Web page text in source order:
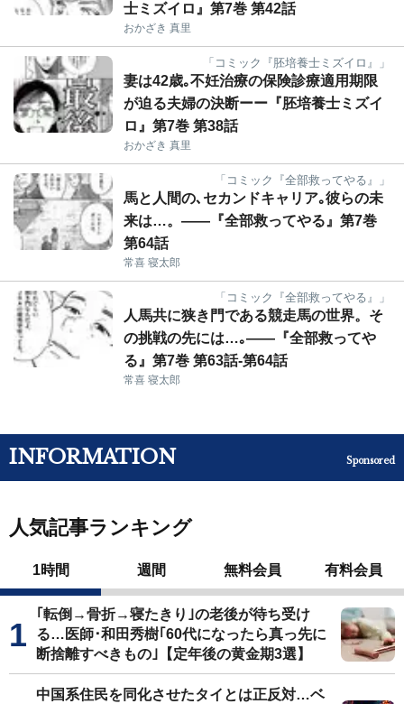
士ミズイロ』第7巻 第42話
おかざき 真里
「コミック『胚培養士ミズイロ』」
妻は42歳｡不妊治療の保険診療適用期限
が迫る夫婦の決断ーー『胚培養士ミズイ
ロ』第7巻 第38話
おかざき 真里
「コミック『全部救ってやる』」
馬と人間の､セカンドキャリア｡彼らの未
来は…。――『全部救ってやる』第7巻
第64話
常喜 寝太郎
「コミック『全部救ってやる』」
人馬共に狭き門である競走馬の世界。そ
の挑戦の先には…｡――『全部救ってや
る』第7巻 第63話-第64話
常喜 寝太郎
INFORMATION Sponsored
人気記事ランキング
1時間 週間 無料会員 有料会員
｢転倒→骨折→寝たきり｣の老後が待ち受け
る…医師･和田秀樹｢60代になったら真っ先に
断捨離すべきもの｣【定年後の黄金期3選】
中国系住民を同化させたタイとは正反対…ベ